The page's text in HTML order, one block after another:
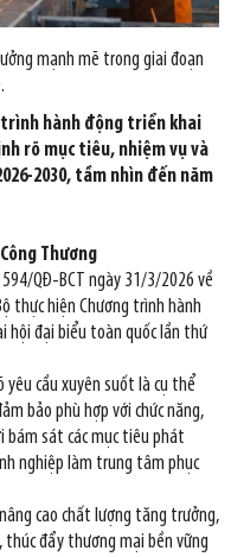
mạnh mẽ trong giai đoạn
trình hành động triển khai
rõ mục tiêu, nhiệm vụ và
2030, tầm nhìn đến năm
Thương
QĐ-BCT ngày 31/3/2026 về
thực hiện Chương trình hành
hội đại biểu toàn quốc lần thứ
yêu cầu xuyên suốt là cụ thể
bảo phù hợp với chức năng,
bám sát các mục tiêu phát
nghiệp làm trung tâm phục
cao chất lượng tăng trưởng,
đẩy thương mại bền vững